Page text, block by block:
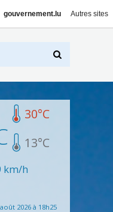
gouvernement.lu Autres sites
30°C
13°C
km/h
2026 à 18h25